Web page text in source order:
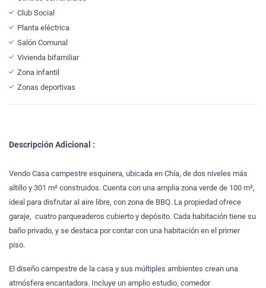
Club Social
Planta eléctrica
Salón Comunal
Vivienda bifamiliar
Zona infantil
Zonas deportivas
Descripción Adicional :
Vendo Casa campestre esquinera, ubicada en Chía, de dos niveles más
altillo y 301 m² construidos. Cuenta con una amplia zona verde de 100 m²,
ideal para disfrutar al aire libre, con zona de BBQ. La propiedad ofrece
garaje, cuatro parqueaderos cubierto y depósito. Cada habitación tiene su
baño privado, y se destaca por contar con una habitación en el primer
piso.
El diseño campestre de la casa y sus múltiples ambientes crean una
atmósfera encantadora. Incluye un amplio estudio, comedor